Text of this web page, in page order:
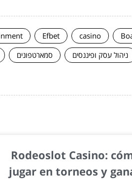
casino
Efbet
ניהול עסק ופיננסים סמארטפונים
Rodeoslot Casino:
jugar en torneos y